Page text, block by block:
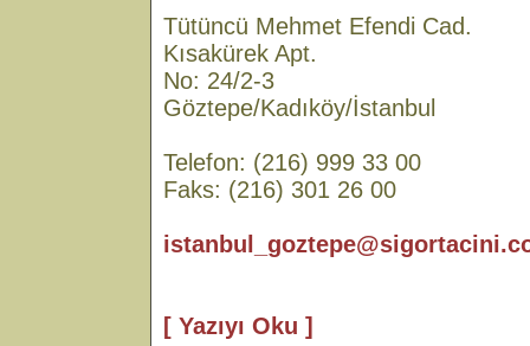
Tütüncü Mehmet Efendi Cad.
Kısakürek Apt.
No: 24/2-3
Göztepe/Kadıköy/İstanbul
Telefon: (216) 999 33 00
Faks: (216) 301 26 00
[ Yazıyı Oku ]